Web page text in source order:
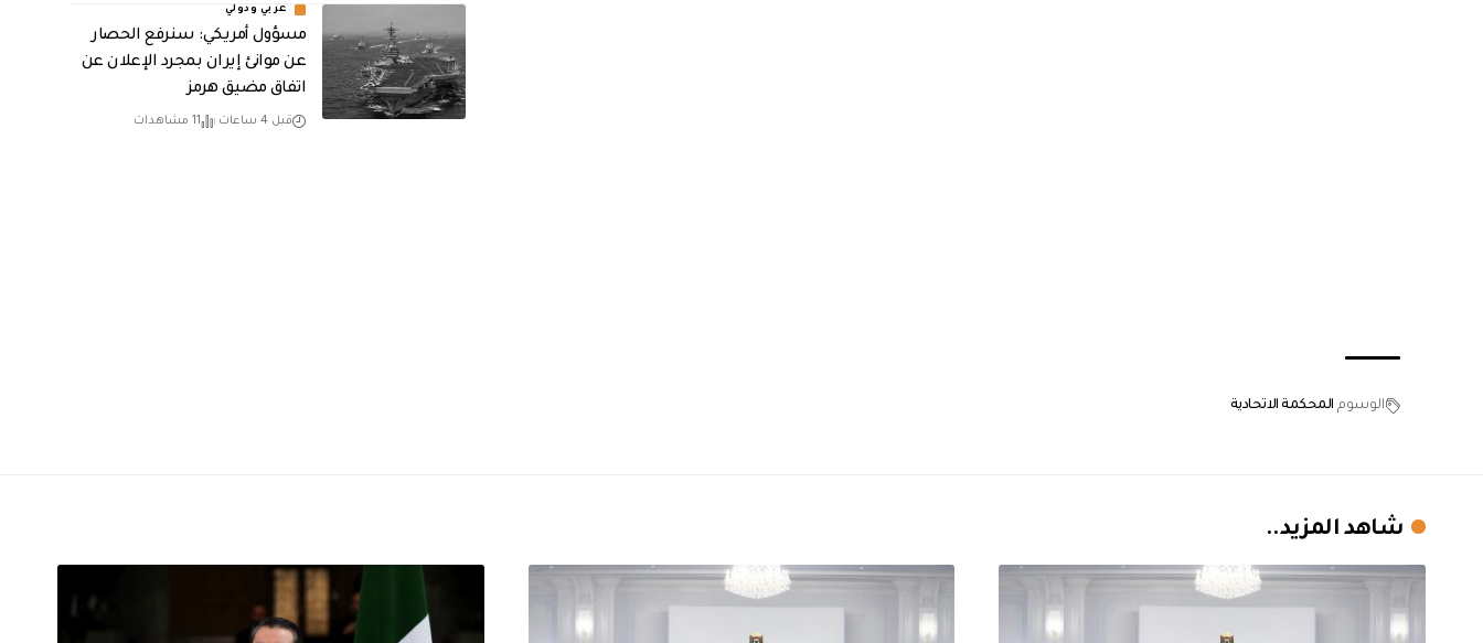
الوسوم المحكمة الاتحادية
عربي ودولي
مسؤول أمريكي: سنرفع الحصار
عن موانئ إيران بمجرد الإعلان عن
اتفاق مضيق هرمز
قبل 4 ساعات 11 مشاهدات
شاهد المزيد..